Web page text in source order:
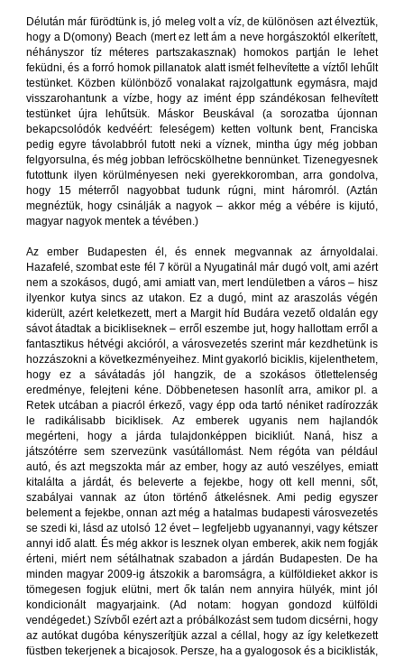
Délután már fürödtünk is, jó meleg volt a víz, de különösen azt élveztük,
hogy a D(omony) Beach (mert ez lett ám a neve horgászoktól elkerített,
néhányszor tíz méteres partszakasznak) homokos partján le lehet
feküdni, és a forró homok pillanatok alatt ismét felhevítette a víztől lehűlt
testünket. Közben különböző vonalakat rajzolgattunk egymásra, majd
visszarohantunk a vízbe, hogy az imént épp szándékosan felhevített
testünket újra lehűtsük. Máskor Beuskával (a sorozatba újonnan
bekapcsolódók kedvéért: feleségem) ketten voltunk bent, Franciska
pedig egyre távolabbról futott neki a víznek, mintha úgy még jobban
felgyorsulna, és még jobban lefröcskölhetne bennünket. Tizenegyesnek
futottunk ilyen körülményesen neki gyerekkoromban, arra gondolva,
hogy 15 méterről nagyobbat tudunk rúgni, mint háromról. (Aztán
megnéztük, hogy csinálják a nagyok – akkor még a vébére is kijutó,
magyar nagyok mentek a tévében.)
Az ember Budapesten él, és ennek megvannak az árnyoldalai.
Hazafelé, szombat este fél 7 körül a Nyugatinál már dugó volt, ami azért
nem a szokásos, dugó, ami amiatt van, mert lendületben a város – hisz
ilyenkor kutya sincs az utakon. Ez a dugó, mint az araszolás végén
kiderült, azért keletkezett, mert a Margit híd Budára vezető oldalán egy
sávot átadtak a bicikliseknek – erről eszembe jut, hogy hallottam erről a
fantasztikus hétvégi akcióról, a városvezetés szerint már kezdhetünk is
hozzászokni a következményeihez. Mint gyakorló biciklis, kijelenthetem,
hogy ez a sávátadás jól hangzik, de a szokásos ötlettelenség
eredménye, felejteni kéne. Döbbenetesen hasonlít arra, amikor pl. a
Retek utcában a piacról érkező, vagy épp oda tartó néniket radírozzák
le radikálisabb biciklisek. Az emberek ugyanis nem hajlandók
megérteni, hogy a járda tulajdonképpen bicikliút. Naná, hisz a
játszótérre sem szervezünk vasútállomást. Nem régóta van például
autó, és azt megszokta már az ember, hogy az autó veszélyes, emiatt
kitalálta a járdát, és beleverte a fejekbe, hogy ott kell menni, sőt,
szabályai vannak az úton történő átkelésnek. Ami pedig egyszer
belement a fejekbe, onnan azt még a hatalmas budapesti városvezetés
se szedi ki, lásd az utolsó 12 évet – legfeljebb ugyanannyi, vagy kétszer
annyi idő alatt. És még akkor is lesznek olyan emberek, akik nem fogják
érteni, miért nem sétálhatnak szabadon a járdán Budapesten. De ha
minden magyar 2009-ig átszokik a baromságra, a külföldieket akkor is
tömegesen fogjuk elütni, mert ők talán nem annyira hülyék, mint jól
kondicionált magyarjaink. (Ad notam: hogyan gondozd külföldi
vendégedet.) Szívből ezért azt a próbálkozást sem tudom dicsérni, hogy
az autókat dugóba kényszerítjük azzal a céllal, hogy az így keletkezett
füstben tekerjenek a bicajosok. Persze, ha a gyalogosok és a biciklisták,